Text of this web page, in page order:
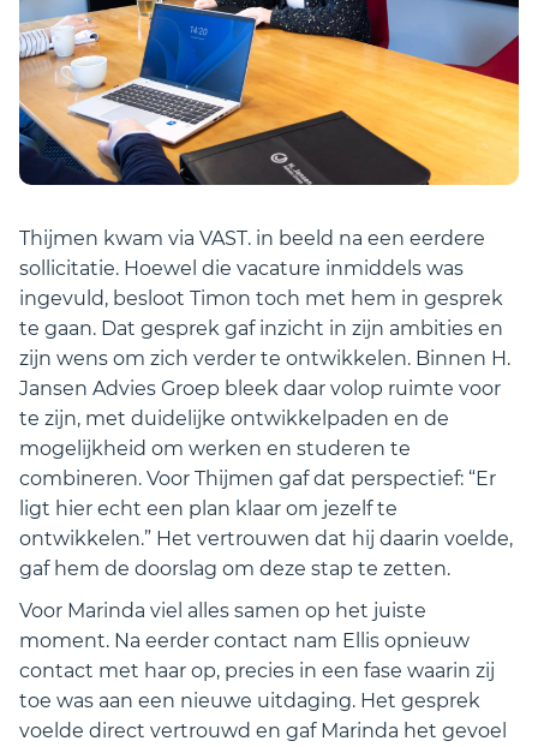
Thijmen kwam via VAST. in beeld na een eerdere
sollicitatie. Hoewel die vacature inmiddels was
ingevuld, besloot Timon toch met hem in gesprek
te gaan. Dat gesprek gaf inzicht in zijn ambities en
zijn wens om zich verder te ontwikkelen. Binnen H.
Jansen Advies Groep bleek daar volop ruimte voor
te zijn, met duidelijke ontwikkelpaden en de
mogelijkheid om werken en studeren te
combineren. Voor Thijmen gaf dat perspectief: “Er
ligt hier echt een plan klaar om jezelf te
ontwikkelen.” Het vertrouwen dat hij daarin voelde,
gaf hem de doorslag om deze stap te zetten.
Voor Marinda viel alles samen op het juiste
moment. Na eerder contact nam Ellis opnieuw
contact met haar op, precies in een fase waarin zij
toe was aan een nieuwe uitdaging. Het gesprek
voelde direct vertrouwd en gaf Marinda het gevoel